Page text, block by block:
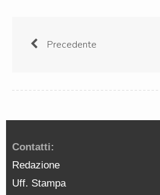
Precedente
Contatti:
Redazione
Uff. Stampa